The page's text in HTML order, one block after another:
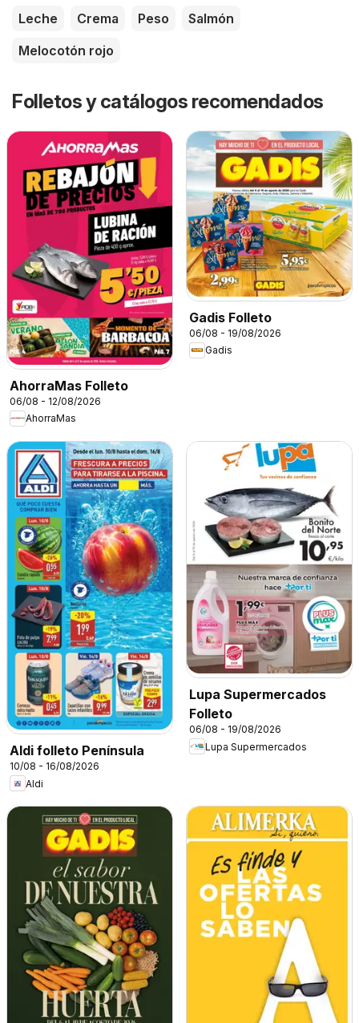
Leche
Crema Peso
Salmón
Melocotón rojo
Folletos y catálogos recomendados
AhorraMas Folleto
06/08 - 12/08/2026
AhorraMas
Gadis Folleto
06/08 - 19/08/2026
Gadis
Aldi folleto Península
10/08 - 16/08/2026
Aldi
Lupa Supermercados
Folleto
06/08 - 19/08/2026
Lupa Supermercados